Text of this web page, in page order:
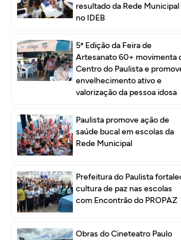
resultado da Rede Municipal
no IDEB
5ª Edição da Feira de
Artesanato 60+ movimenta
Centro do Paulista e
envelhecimento ativo e
valorização da pessoa idosa
Paulista promove ação de
saúde bucal em escolas da
Rede Municipal
Prefeitura do Paulista
cultura de paz nas escolas
com Encontrão do PROPAZ
Obras do Cineteatro Paulo